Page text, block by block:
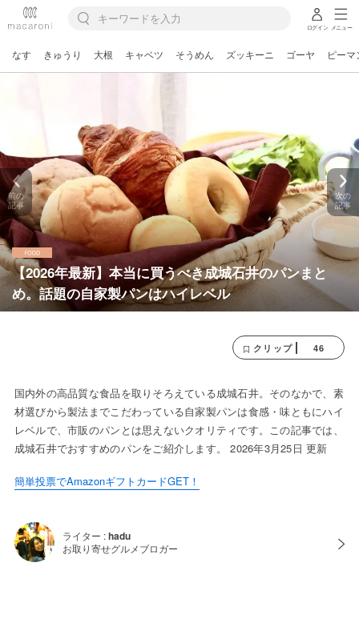
ログイン メニュー
なす きゅうり 大根 キャベツ そうめん ズッキーニ ゴーヤ ピーマ
【2026年最新】本当に買うべき成城石井のパンまと
め。話題の自家製パンはハイレベル
前の
記事
次の
記事
クリップ 46
国内外の高品質な食品を取りそろえている成城石井。そのなかで、素
材選びから製法までこだわっている自家製パンは食感・味ともにハイ
レベルで、市販のパンとは思えないクオリティです。この記事では、
成城石井でおすすめのパンをご紹介します。 2026年3月25日 更新
簡単投票でAmazonギフトカードGET！
ライター :hadu
お取り寄せグルメブロガー